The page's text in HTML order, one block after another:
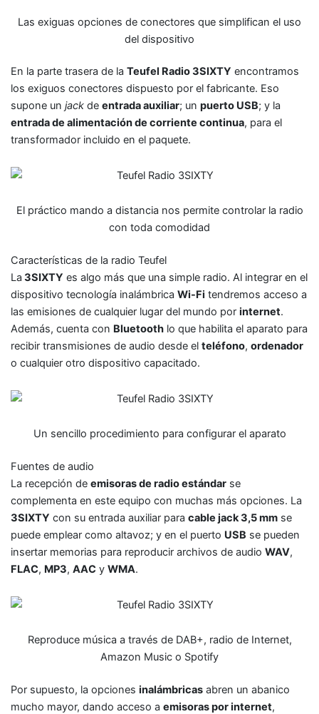
Las exiguas opciones de conectores que simplifican el uso
del dispositivo
En la parte trasera de la Teufel Radio 3SIXTY encontramos
los exiguos conectores dispuesto por el fabricante. Eso
supone un jack de entrada auxiliar; un puerto USB; y la
entrada de alimentación de corriente continua, para el
transformador incluido en el paquete.
El práctico mando a distancia nos permite controlar la radio
con toda comodidad
Características de la radio Teufel
La 3SIXTY es algo más que una simple radio. Al integrar en el
dispositivo tecnología inalámbrica Wi-Fi tendremos acceso a
las emisiones de cualquier lugar del mundo por internet.
Además, cuenta con Bluetooth lo que habilita el aparato para
recibir transmisiones de audio desde el teléfono, ordenador
o cualquier otro dispositivo capacitado.
Un sencillo procedimiento para configurar el aparato
Fuentes de audio
La recepción de emisoras de radio estándar se
complementa en este equipo con muchas más opciones. La
3SIXTY con su entrada auxiliar para cable jack 3,5 mm se
puede emplear como altavoz; y en el puerto USB se pueden
insertar memorias para reproducir archivos de audio WAV,
FLAC, MP3, AAC y WMA.
Reproduce música a través de DAB+, radio de Internet,
Amazon Music o Spotify
Por supuesto, la opciones inalámbricas abren un abanico
mucho mayor, dando acceso a emisoras por internet,